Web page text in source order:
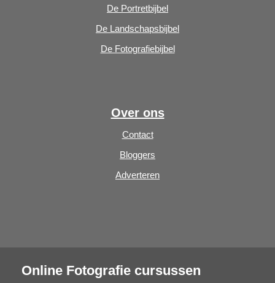
De Portretbijbel
De Landschapsbijbel
De Fotografiebijbel
Over ons
Contact
Bloggers
Adverteren
Online Fotografie cursussen